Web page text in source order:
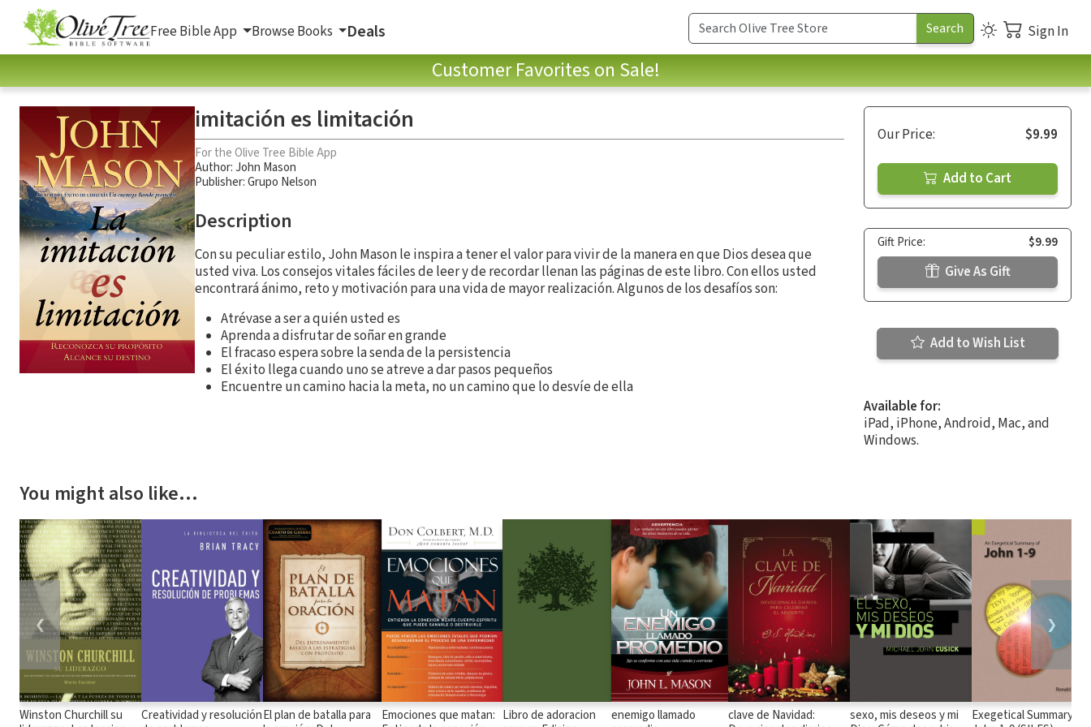
Free Bible App Browse Books Deals Sign In
Customer Favorites on Sale!
imitación es limitación
For the Olive Tree Bible App
Author:John Mason
Publisher: Grupo Nelson
Description
Con su peculiar estilo, John Mason le inspira a tener el valor para vivir de la manera en que Dios desea que
usted viva. Los consejos vitales fáciles de leer y de recordar llenan las páginas de este libro. Con ellos usted
encontrará ánimo, reto y motivación para una vida de mayor realización. Algunos de los desafíos son:
Atrévase a ser a quién usted es
Aprenda a disfrutar de soñar en grande
El fracaso espera sobre la senda de la persistencia
El éxito llega cuando uno se atreve a dar pasos pequeños
Encuentre un camino hacia la meta, no un camino que lo desvíe de ella
Our Price: $9.99
Add to Cart
Gift Price: $9.99
Give As Gift
Add to Wish List
Available for:
iPad, iPhone, Android, Mac, and
Windows.
You might also like…
Winston Churchill su
Creatividad y resoluciónEl plan de batalla para
Emociones que matan: Libro de adoracion
enemigo llamado
clave de Navidad:
sexo, mis deseos y mi
Exegetical Summary:
❮ ❯